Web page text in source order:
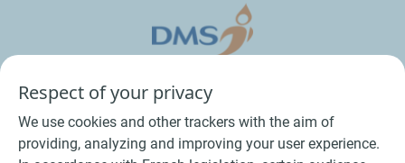
Respect of your privacy
We use cookies and other trackers with the aim of
providing, analyzing and improving your user experience.